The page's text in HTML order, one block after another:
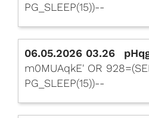
PG_SLEEP(15))--
06.05.2026 03.26
m0MUAqkE' OR
PG_SLEEP(15))--